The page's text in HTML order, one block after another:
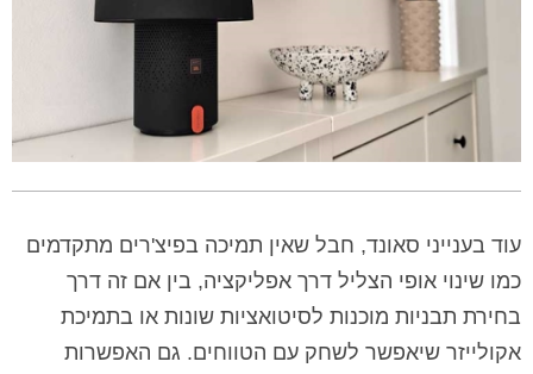
עוד בענייני סאונד, חבל שאין תמיכה בפיצ'רים מתקדמים
כמו שינוי אופי הצליל דרך אפליקציה, בין אם זה דרך
בחירת תבניות מוכנות לסיטואציות שונות או בתמיכת
אקולייזר שיאפשר לשחק עם הטווחים. גם האפשרות